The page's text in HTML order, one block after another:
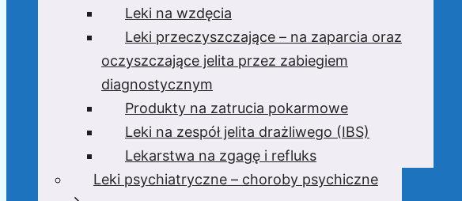
Leki na wzdęcia
Leki przeczyszczające – na zaparcia oraz
oczyszczające jelita przez zabiegiem
diagnostycznym
Produkty na zatrucia pokarmowe
Leki na zespół jelita drażliwego (IBS)
Lekarstwa na zgagę i refluks
Leki psychiatryczne – choroby psychiczne